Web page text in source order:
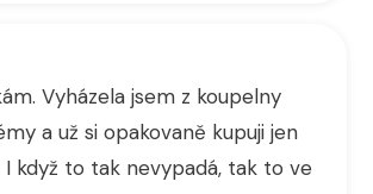
Vyházela jsem z koupelny
a už si opakovaně kupuji jen
když to tak nevypadá, tak to ve